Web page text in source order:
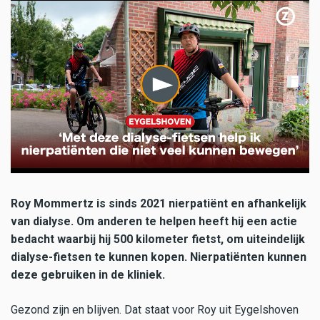
Roy Mommertz is sinds 2021 nierpatiënt en afhankelijk
van dialyse. Om anderen te helpen heeft hij een actie
bedacht waarbij hij 500 kilometer fietst, om uiteindelijk
dialyse-fietsen te kunnen kopen. Nierpatiënten kunnen
deze gebruiken in de kliniek.
Gezond zijn en blijven. Dat staat voor Roy uit Eygelshoven